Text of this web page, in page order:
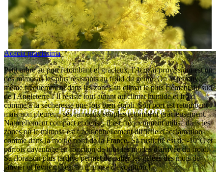
Acacia pravissima
Petit arbre au port retombant et gracieux, l'Acacia pravissimaest un
des mimosas les plus résistants au froid du genre. On le retrouve
même fréquemment dans les zones au climat le plus clément du sud
de l'Angleterre ! Il résiste tout autant au climat humide et froid
comme à la sécheresse une fois bien établi. Son port est retombant
mais non pleureur, ses rameaux souples retombent gracieusement.
Naturellement compact et dense, il est fréquemment utilisé dans les
zones où le mimosa est traditionnellement difficile d'acclamation
comme dans la moitié nord de la France. Sa rusticité est de -10°C et
parfois davantage en fonction de tous les modes d'arrivée du froid.
Sa floraison plus tardive permet de palier les gelées des mois de
janvier et février. C'est un mimosa d'exception !